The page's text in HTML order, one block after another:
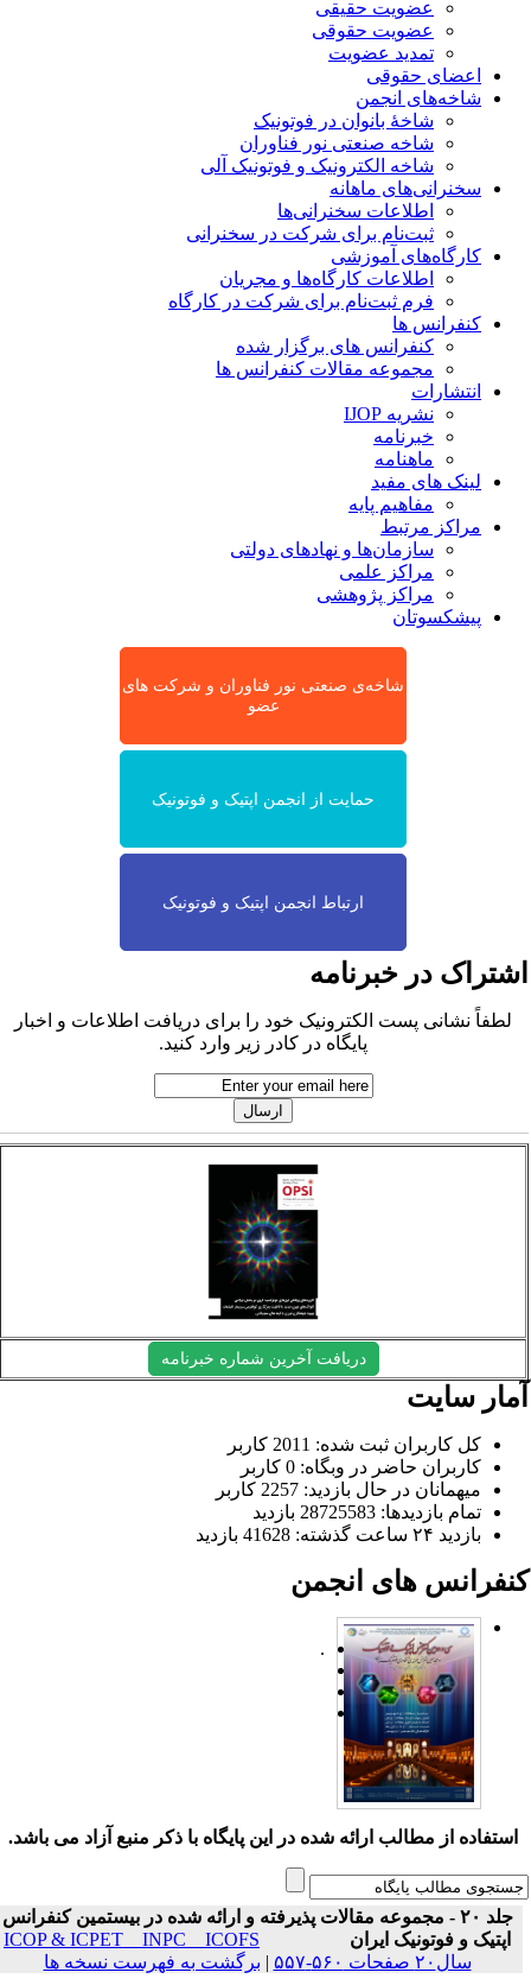
عضویت حقیقی
عضویت حقوقی
تمدید عضویت
اعضای حقوقی
شاخه‌های انجمن
شاخۀ بانوان در فوتونیک
شاخه صنعتی نور فناوران
شاخه‌ الکترونیک و فوتونیک آلی
سخنرانی‌های ماهانه
اطلاعات سخنرانی‌‌ها
ثبت‌نام برای شرکت در سخنرانی
کارگاه‌های آموزشی
اطلاعات کارگاه‌ها و مجریان
فرم ثبت‌نام برای شرکت در کارگاه
کنفرانس ها
کنفرانس های برگزار شده
مجموعه مقالات کنفرانس ها
انتشارات
نشریه IJOP
خبرنامه
ماهنامه
لینک های مفید
مفاهیم پایه
مراکز مرتبط
سازمان‌ها و نهادهای دولتی
مراکز علمی
مراکز پژوهشی
پیشکسوتان
شاخه‌ی صنعتی نور فناوران و شرکت های
عضو
حمایت از انجمن اپتیک و فوتونیک
ارتباط انجمن اپتیک و فوتونیک
در خبرنامه
لطفاً نشانی پست الکترونیک خود را برای دریافت اطلاعات و اخبار
پایگاه در کادر زیر وارد کنید.
دریافت آخرین شماره خبرنامه
سایت
کل کاربران ثبت شده: 2011 کاربر
کاربران حاضر در وبگاه: 0 کاربر
میهمانان در حال بازدید: 2257 کاربر
تمام بازدید‌ها: 28725583 بازدید
بازدید ۲۴ ساعت گذشته: 41628 بازدید
های انجمن
.
استفاده از مطالب ارائه شده در این پایگاه با ذکر منبع آزاد می باشد.
جلد ۲۰ - مجموعه مقالات پذیرفته و ارائه شده در بیستمین کنفرانس
اپتیک و فوتونیک ایران
ICOP & ICPET _ INPC _ ICOFS
سال۲۰ صفحات ۵۶۰-۵۵۷
|برگشت به فهرست نسخه ها